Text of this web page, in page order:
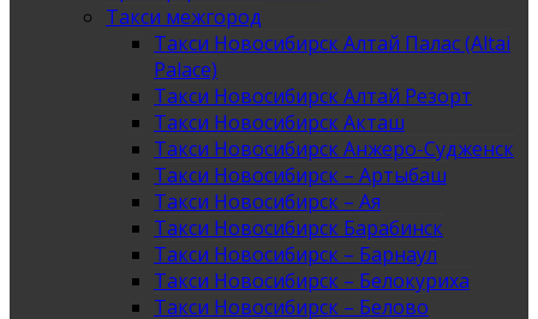
Такси межгород
Такси Новосибирск Алтай Палас (Altai
Palace)
Такси Новосибирск Алтай Резорт
Такси Новосибирск Акташ
Такси Новосибирск Анжеро-Судженск
Такси Новосибирск – Артыбаш
Такси Новосибирск – Ая
Такси Новосибирск Барабинск
Такси Новосибирск – Барнаул
Такси Новосибирск – Белокуриха
Такси Новосибирск – Белово